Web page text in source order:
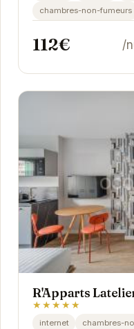
chambres-non-fumeurs
112€ /
R'Apparts
★★★★★
internet chambres-